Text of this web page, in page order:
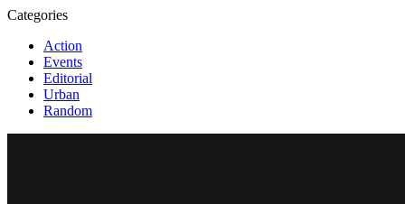
Categories
Action
Events
Editorial
Urban
Random